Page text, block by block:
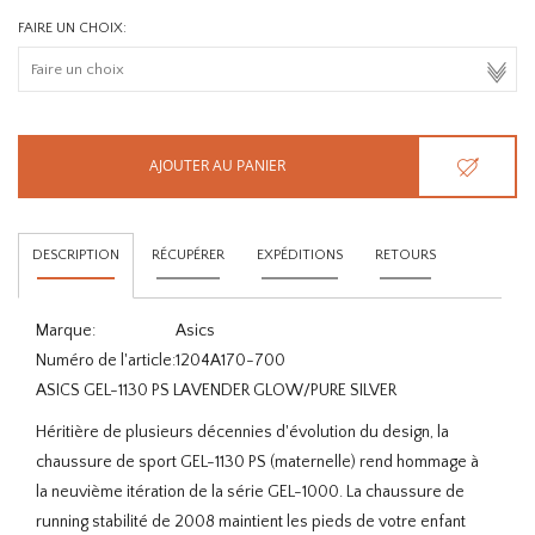
FAIRE UN CHOIX:
AJOUTER AU PANIER
DESCRIPTION RÉCUPÉRER EXPÉDITIONS RETOURS
Marque:
Asics
Numéro de l'article:1204A170-700
ASICS GEL-1130 PS LAVENDER GLOW/PURE SILVER
Héritière de plusieurs décennies d'évolution du design, la
chaussure de sport GEL-1130 PS (maternelle) rend hommage à
la neuvième itération de la série GEL-1000. La chaussure de
running stabilité de 2008 maintient les pieds de votre enfant